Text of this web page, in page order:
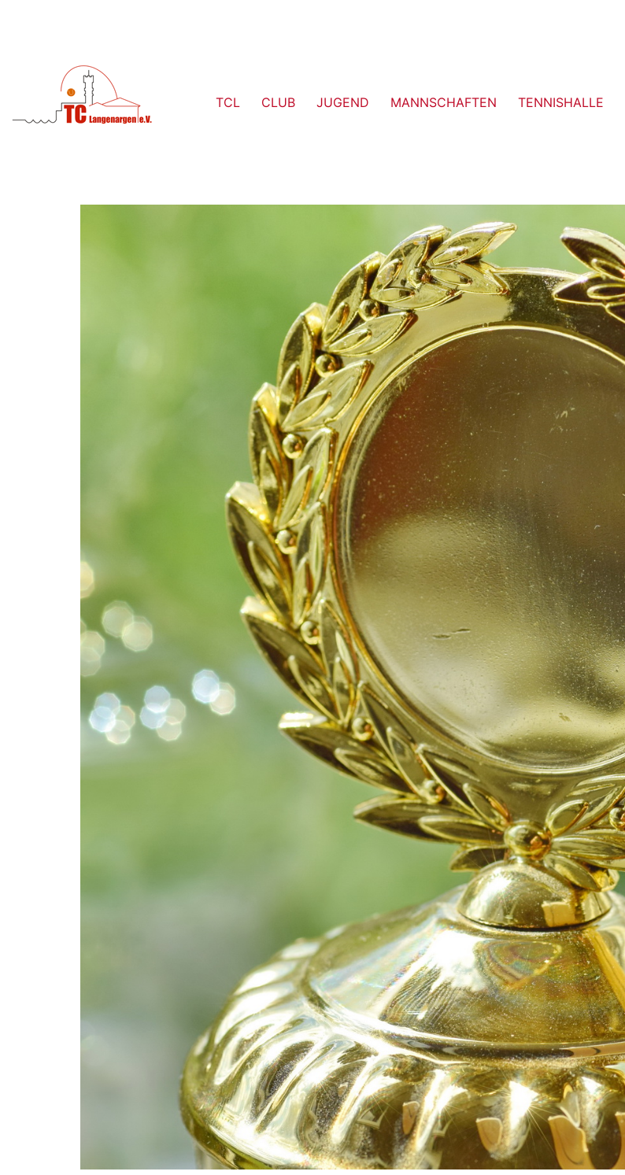
TCL CLUB JUGEND MANNSCHAFTEN TENNISHALLE